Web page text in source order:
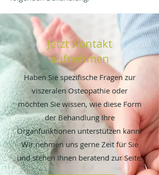
Jetzt Kontakt
aufnehmen
Haben Sie spezifische Fragen zur
viszeralen Osteopathie oder
möchten Sie wissen, wie diese Form
der Behandlung Ihre
Organfunktionen unterstützen kann?
Wir nehmen uns gerne Zeit für Sie
und stehen Ihnen beratend zur Seite.